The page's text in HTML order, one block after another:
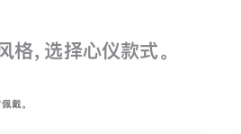
格，选择心仪款式。
戴。